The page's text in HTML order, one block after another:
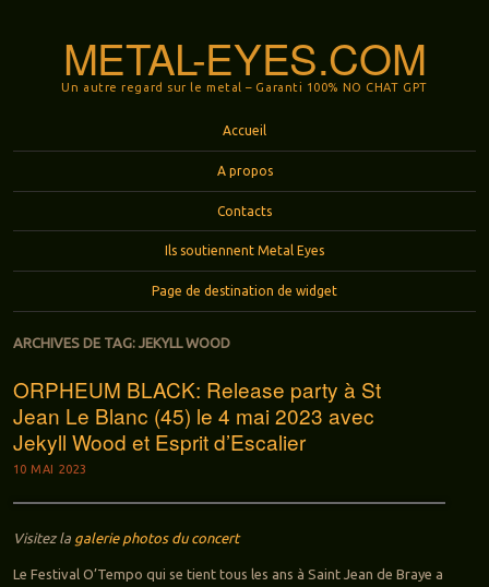
METAL-EYES.COM
Un autre regard sur le metal – Garanti 100% NO CHAT GPT
Accueil
A propos
Contacts
Ils soutiennent Metal Eyes
Page de destination de widget
ARCHIVES DE TAG: JEKYLL WOOD
ORPHEUM BLACK: Release party à St
Jean Le Blanc (45) le 4 mai 2023 avec
Jekyll Wood et Esprit d’Escalier
10 MAI 2023
Visitez la galerie photos du concert
Le Festival O’Tempo qui se tient tous les ans à Saint Jean de Braye a